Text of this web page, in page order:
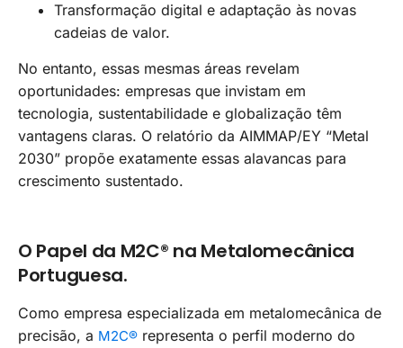
Transformação digital e adaptação às novas
cadeias de valor.
No entanto, essas mesmas áreas revelam
oportunidades: empresas que invistam em
tecnologia, sustentabilidade e globalização têm
vantagens claras. O relatório da AIMMAP/EY “Metal
2030” propõe exatamente essas alavancas para
crescimento sustentado.
O Papel da M2C® na Metalomecânica
Portuguesa.
Como empresa especializada em metalomecânica de
precisão, a M2C® representa o perfil moderno do